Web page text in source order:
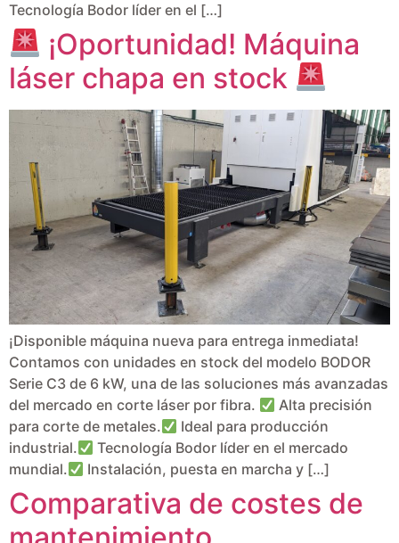
Tecnología Bodor líder en el […]
¡Oportunidad! Máquina
láser chapa en stock
¡Disponible máquina nueva para entrega inmediata!
Contamos con unidades en stock del modelo BODOR
Serie C3 de 6 kW, una de las soluciones más avanzadas
del mercado en corte láser por fibra.
Alta precisión
para corte de metales.
Ideal para producción
industrial.
Tecnología Bodor líder en el mercado
mundial.
Instalación, puesta en marcha y […]
Comparativa de costes de